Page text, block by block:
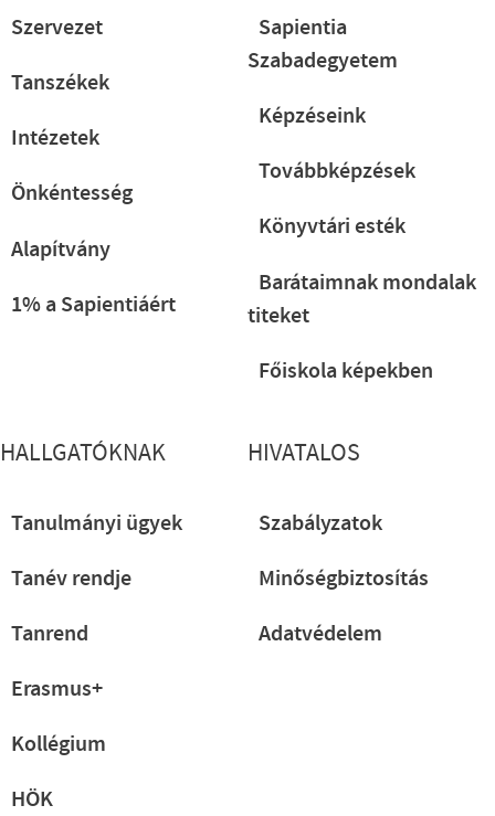
Szervezet
Tanszékek
Intézetek
Önkéntesség
Alapítvány
1% a Sapientiáért
Sapientia
Szabadegyetem
Képzéseink
Továbbképzések
Könyvtári esték
Barátaimnak mondalak
titeket
Főiskola képekben
HALLGATÓKNAK
Tanulmányi ügyek
Tanév rendje
Tanrend
Erasmus+
Kollégium
HÖK
HIVATALOS
Szabályzatok
Minőségbiztosítás
Adatvédelem